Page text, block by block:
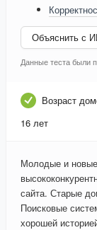
Объяснить с
Данные теста были
Возраст
16 лет
Молодые и
сайта. Старые
Поисковые
хорошей